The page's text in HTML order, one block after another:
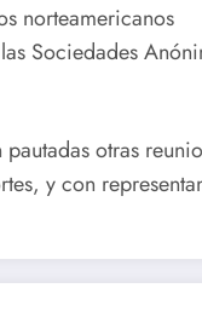
norteamericanos
Sociedades
otras
y con